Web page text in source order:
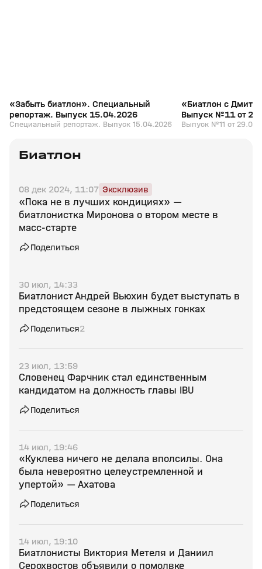
«Забыть биатлон». Специальный
репортаж. Выпуск 15.04.2026
Специальный репортаж. Выпуск 15.04.2026
«Биатлон с
Выпуск №11 от
Выпуск №11 от
Биатлон
08 дек 2024, 11:07 Эксклюзив
«Пока не в лучших кондициях» —
биатлонистка Миронова о втором месте в
масс‑старте
Поделиться
30 июл, 14:33
Биатлонист Андрей Вьюхин будет выступать в
предстоящем сезоне в лыжных гонках
Поделиться2
23 июл, 13:59
Словенец Фарчник стал единственным
кандидатом на должность главы IBU
Поделиться
14 июл, 19:46
«Куклева ничего не делала вполсилы. Она
была невероятно целеустремленной и
упертой» — Ахатова
Поделиться
14 июл, 19:10
Биатлонисты Виктория Метеля и Даниил
Серохвостов объявили о помолвке